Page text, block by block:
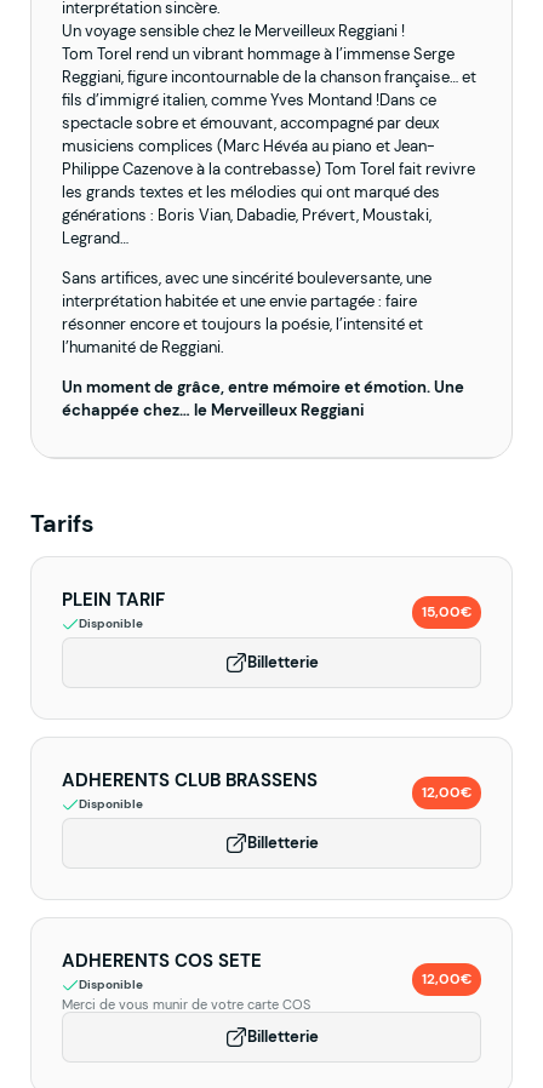
interprétation sincère.
Un voyage sensible chez le Merveilleux Reggiani !
Tom Torel rend un vibrant hommage à l’immense Serge
Reggiani, figure incontournable de la chanson française… et
fils d’immigré italien, comme Yves Montand !Dans ce
spectacle sobre et émouvant, accompagné par deux
musiciens complices (Marc Hévéa au piano et Jean-
Philippe Cazenove à la contrebasse) Tom Torel fait revivre
les grands textes et les mélodies qui ont marqué des
générations : Boris Vian, Dabadie, Prévert, Moustaki,
Legrand…
Sans artifices, avec une sincérité bouleversante, une
interprétation habitée et une envie partagée : faire
résonner encore et toujours la poésie, l’intensité et
l’humanité de Reggiani.
Un moment de grâce, entre mémoire et émotion. Une
échappée chez… le Merveilleux Reggiani
Tarifs
PLEIN TARIF
Disponible
15,00€
Billetterie
ADHERENTS CLUB BRASSENS
Disponible
12,00€
Billetterie
ADHERENTS COS SETE
Disponible
Merci de vous munir de votre carte COS
12,00€
Billetterie